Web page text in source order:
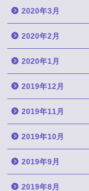
2020年3月
2020年2月
2020年1月
2019年12月
2019年11月
2019年10月
2019年9月
2019年8月